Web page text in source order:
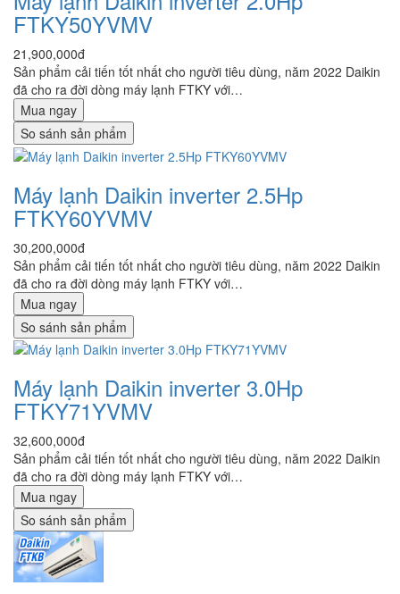
FTKY50YVMV
21,900,000đ
Sản phẩm cải tiến tốt nhất cho người tiêu dùng, năm 2022 Daikin
đã cho ra đời dòng máy lạnh FTKY với…
Mua ngay
So sánh sản phẩm
Máy lạnh Daikin inverter 2.5Hp
FTKY60YVMV
30,200,000đ
Sản phẩm cải tiến tốt nhất cho người tiêu dùng, năm 2022 Daikin
đã cho ra đời dòng máy lạnh FTKY với…
Mua ngay
So sánh sản phẩm
Máy lạnh Daikin inverter 3.0Hp
FTKY71YVMV
32,600,000đ
Sản phẩm cải tiến tốt nhất cho người tiêu dùng, năm 2022 Daikin
đã cho ra đời dòng máy lạnh FTKY với…
Mua ngay
So sánh sản phẩm